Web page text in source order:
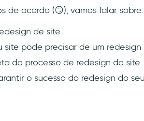
de acordo (😏), vamos falar sobre:
de site
site pode precisar de um redesign
do processo de redesign do site
o sucesso do redesign do